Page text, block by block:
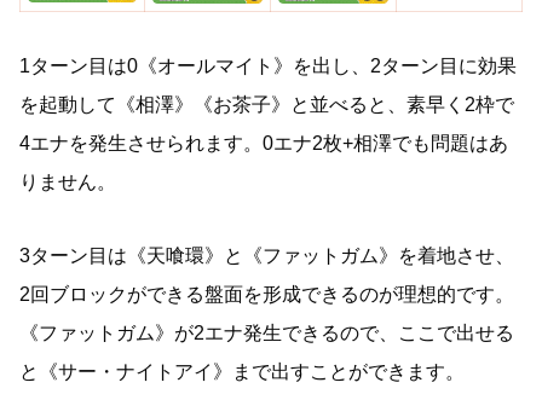
1ターン目は0《オールマイト》を出し、2ターン目に効果
を起動して《相澤》《お茶子》と並べると、素早く2枠で
4エナを発生させられます。0エナ2枚+相澤でも問題はあ
りません。
3ターン目は《天喰環》と《ファットガム》を着地させ、
2回ブロックができる盤面を形成できるのが理想的です。
《ファットガム》が2エナ発生できるので、ここで出せる
と《サー・ナイトアイ》まで出すことができます。